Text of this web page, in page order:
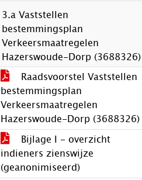
3.a Vaststellen
bestemmingsplan
Verkeersmaatregelen
Hazerswoude-Dorp (3688326)
Raadsvoorstel Vaststellen
bestemmingsplan
Verkeersmaatregelen
Hazerswoude-Dorp (3688326)
Bijlage I - overzicht
indieners zienswijze
(geanonimiseerd)